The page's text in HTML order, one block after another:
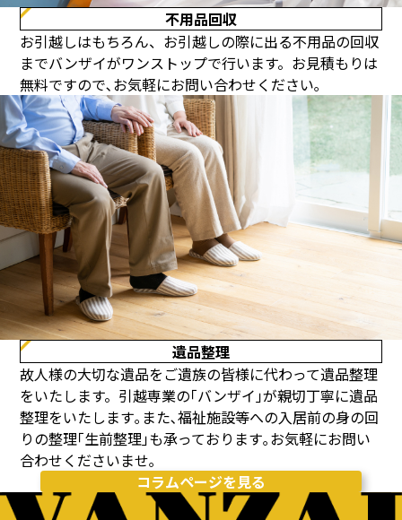
不用品回収
お引越しはもちろん、お引越しの際に出る不用品の回収
までバンザイがワンストップで行います。お見積もりは
無料ですので､お気軽にお問い合わせください｡
遺品整理
故人様の大切な遺品をご遺族の皆様に代わって遺品整理
をいたします。引越専業の｢バンザイ｣が親切丁寧に遺品
整理をいたします｡また､福祉施設等への入居前の身の回
りの整理｢生前整理｣も承っております｡お気軽にお問い
合わせくださいませ｡
コラムページを見る